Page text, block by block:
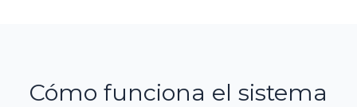
Cómo funciona el sistema